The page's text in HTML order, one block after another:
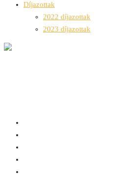
Díjazottak
2022 díjazottak
2023 díjazottak